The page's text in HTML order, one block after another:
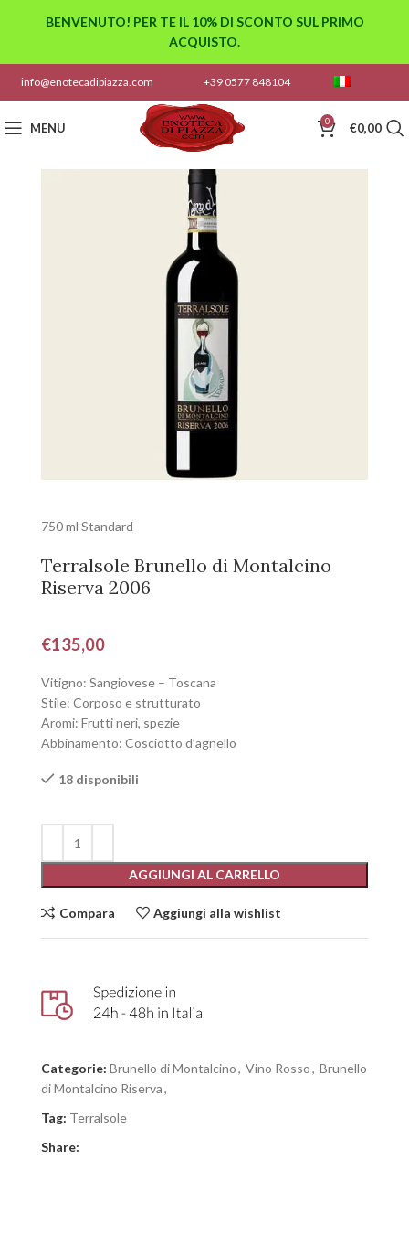
info@enotecadipiazza.com +39 0577 848104
MENU 0 €0,00
750 ml Standard
Terralsole Brunello di Montalcino
Riserva 2006
€135,00
Vitigno: Sangiovese – Toscana
Stile: Corposo e strutturato
Aromi: Frutti neri, spezie
Abbinamento: Cosciotto d’agnello
18 disponibili
AGGIUNGI AL CARRELLO
Compara Aggiungi alla wishlist
Categorie: Brunello di Montalcino, Vino Rosso, Brunello
di Montalcino Riserva,
Tag: Terralsole
Share:
BENVENUTO! PER TE IL 10% DI SCONTO SUL PRIMO
ACQUISTO.